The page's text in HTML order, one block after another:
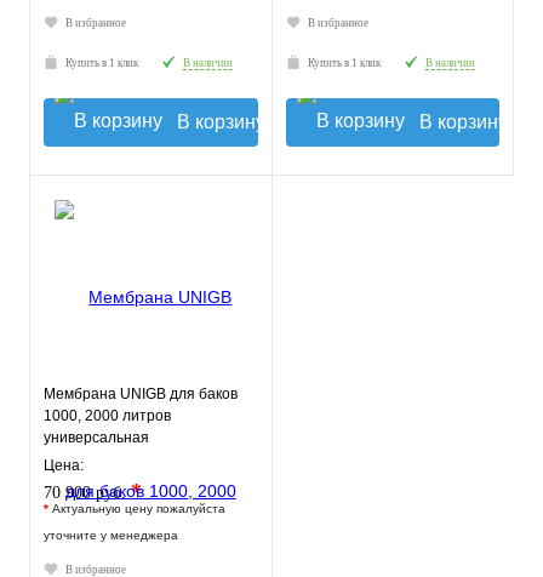
В избранное
Купить в 1 клик В наличии
В корзину
В избранное
Купить в 1 клик В наличии
В корзину
Мембрана UNIGB для баков
1000, 2000 литров
универсальная
Цена:
70 900 руб.*
* Актуальную цену пожалуйста
уточните у менеджера
В избранное